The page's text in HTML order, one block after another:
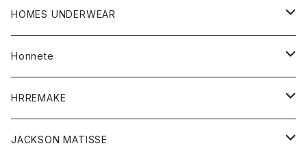
カーディガン
グッズ
帽子
アウター
カーディガン
コート
アクセサリー
ウォレット
ストール
キッズ
Tシャツ
グッズ
HOMES UNDERWEAR
アウター
カーディガン
コート
キッズ
Tシャツ
グッズ
Honnete
ブラウス
ワンピース
HRREMAKE
バック
JACKSON MATISSE